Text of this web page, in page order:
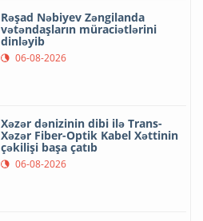
Rəşad Nəbiyev Zəngilanda
vətəndaşların müraciətlərini
dinləyib
06-08-2026
Xəzər dənizinin dibi ilə Trans-
Xəzər Fiber-Optik Kabel Xəttinin
çəkilişi başa çatıb
06-08-2026